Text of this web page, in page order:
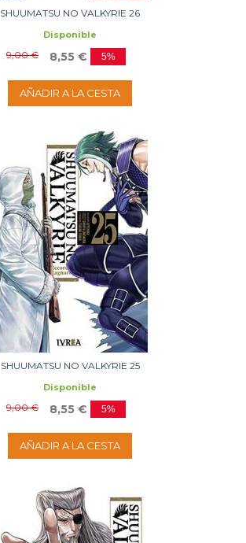
SHUUMATSU NO VALKYRIE 26
Disponible
9,00 € 8,55 € 5%
AÑADIR A LA CESTA
SHUUMATSU NO VALKYRIE 25
Disponible
9,00 € 8,55 € 5%
AÑADIR A LA CESTA